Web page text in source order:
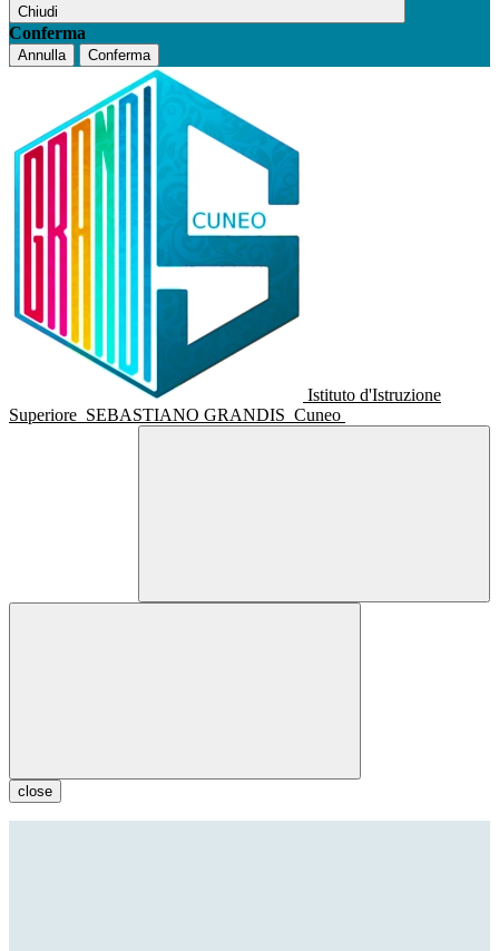
Chiudi
Conferma
Annulla Conferma
Istituto d'Istruzione
Superiore SEBASTIANO GRANDIS Cuneo
close